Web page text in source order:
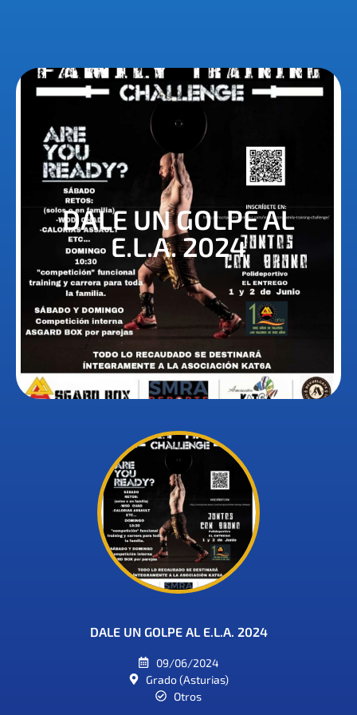
DALE UN GOLPE AL
E.L.A. 2024
DALE UN GOLPE AL E.L.A. 2024
09/06/2024
Grado (Asturias)
Otros